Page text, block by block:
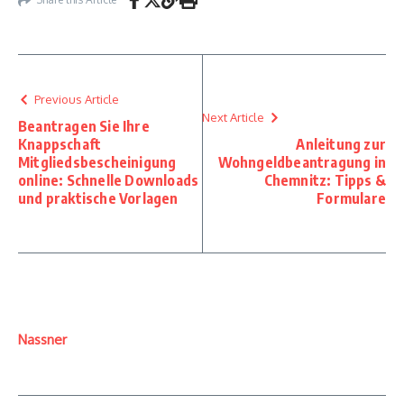
Previous Article
Beantragen Sie Ihre
Knappschaft
Mitgliedsbescheinigung
online: Schnelle Downloads
und praktische Vorlagen
Next Article
Anleitung zur
Wohngeldbeantragung in
Chemnitz: Tipps &
Formulare
Nassner